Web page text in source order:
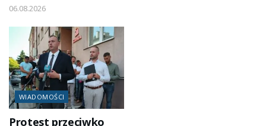
06.08.2026
WIADOMOŚCI
Protest przeciwko